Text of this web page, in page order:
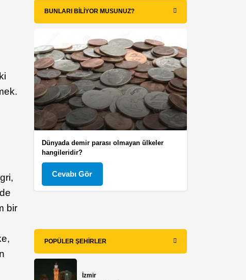
bir
BUNLARI BILIYOR MUSUNUZ?
Dünyada demir parası olmayan ülkeler
hangileridir?
Cevabı Gör
POPÜLER ŞEHIRLER
İzmir